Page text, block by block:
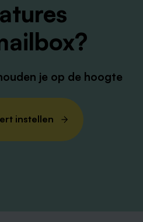
je op de hoogte
instellen